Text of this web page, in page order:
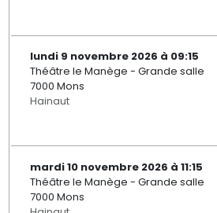
lundi 9 novembre 2026 à 09:15
Théâtre le Manège - Grande salle
7000 Mons
Hainaut
mardi 10 novembre 2026 à 11:15
Théâtre le Manège - Grande salle
7000 Mons